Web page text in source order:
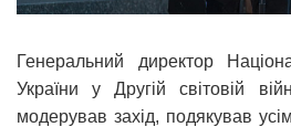
Генеральний директор
України у Другій світовій
модерував захід, подякував